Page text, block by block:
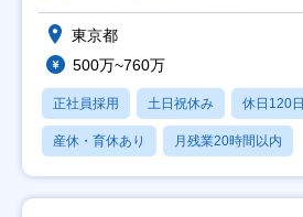
東京都
500万~760万
正社員採用 土日祝休み 休日120
産休・育休あり 月残業20時間以内